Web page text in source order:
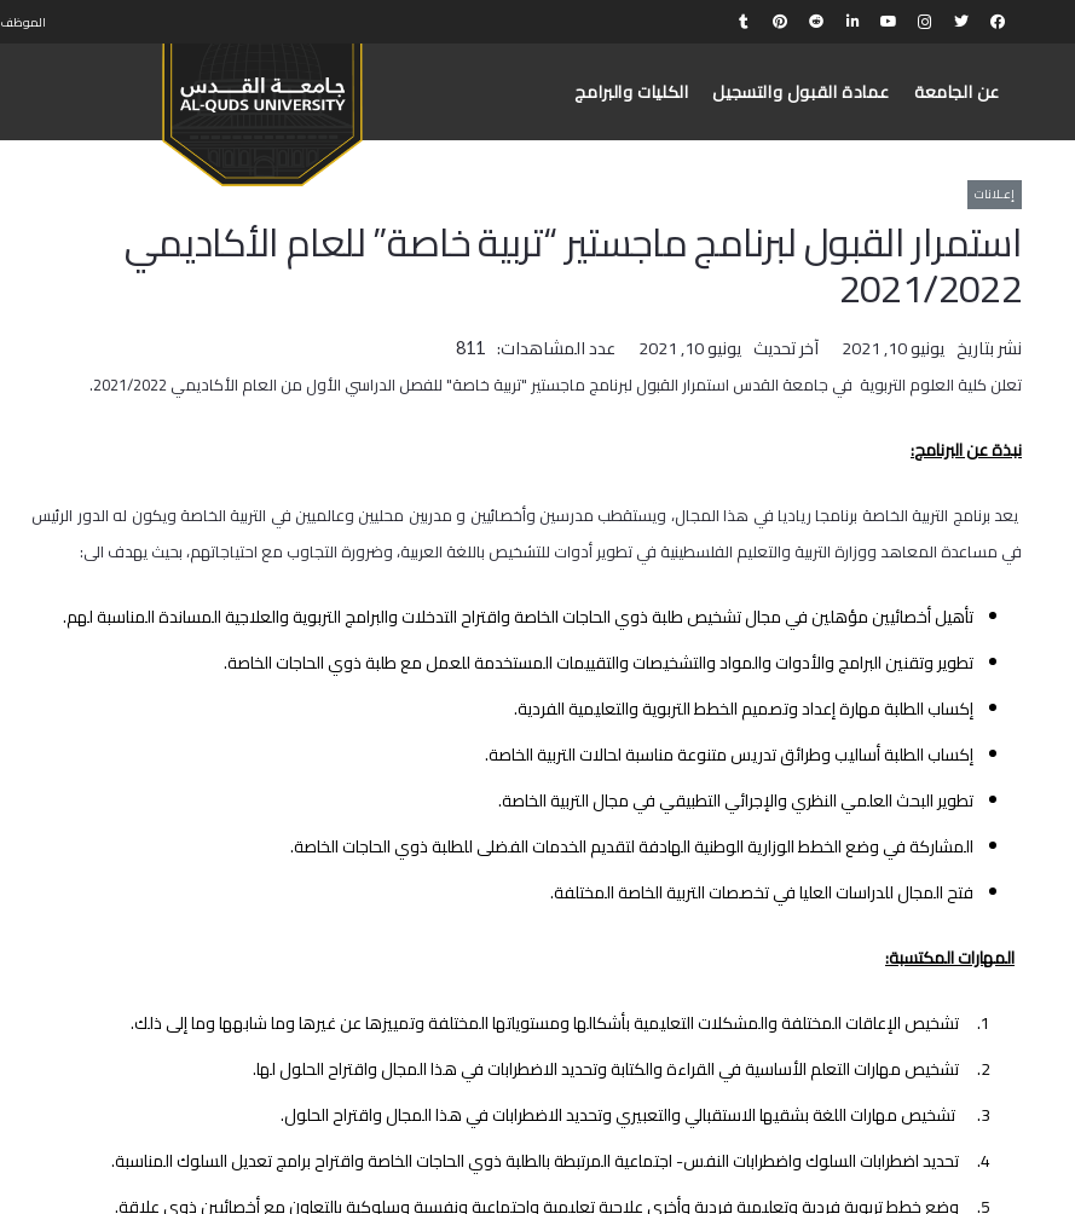
الموظف
عن الجامعة عمادة القبول والتسجيل الكليات والبرامج
إعـلانات
استمرار القبول لبرنامج ماجستير “تربية خاصة” للعام الأكاديمي
2021/2022
نشر بتاريخ يونيو 10, 2021 آخر تحديث يونيو 10, 2021 عدد المشاهدات: 811
تعلن كلية العلوم التربوية في جامعة القدس استمرار القبول لبرنامج ماجستير "تربية خاصة" للفصل الدراسي الأول من العام الأكاديمي 2021/2022.
نبذة عن البرنامج:
يعد برنامج التربية الخاصة برنامجا رياديا في هذا المجال، ويستقطب مدرسين وأخصائيين و مدربين محليين وعالميين في التربية الخاصة ويكون له الدور الرئيس
في مساعدة المعاهد ووزارة التربية والتعليم الفلسطينية في تطوير أدوات للتشخيص باللغة العربية، وضرورة التجاوب مع احتياجاتهم، بحيث يهدف الى:
تأهيل أخصائيين مؤهلين في مجال تشخيص طلبة ذوي الحاجات الخاصة واقتراح التدخلات والبرامج التربوية والعلاجية المساندة المناسبة لهم.
تطوير وتقنين البرامج والأدوات والمواد والتشخيصات والتقييمات المستخدمة للعمل مع طلبة ذوي الحاجات الخاصة.
إكساب الطلبة مهارة إعداد وتصميم الخطط التربوية والتعليمية الفردية.
إكساب الطلبة أساليب وطرائق تدريس متنوعة مناسبة لحالات التربية الخاصة.
تطوير البحث العلمي النظري والإجرائي التطبيقي في مجال التربية الخاصة.
المشاركة في وضع الخطط الوزارية الوطنية الهادفة لتقديم الخدمات الفضلى للطلبة ذوي الحاجات الخاصة.
فتح المجال للدراسات العليا في تخصصات التربية الخاصة المختلفة.
المهارات المكتسبة:
تشخيص الإعاقات المختلفة والمشكلات التعليمية بأشكالها ومستوياتها المختلفة وتمييزها عن غيرها وما شابهها وما إلى ذلك.
تشخيص مهارات التعلم الأساسية في القراءة والكتابة وتحديد الاضطرابات في هذا المجال واقتراح الحلول لها.
تشخيص مهارات اللغة بشقيها الاستقبالي والتعبيري وتحديد الاضطرابات في هذا المجال واقتراح الحلول.
تحديد اضطرابات السلوك واضطرابات النفس- اجتماعية المرتبطة بالطلبة ذوي الحاجات الخاصة واقتراح برامج تعديل السلوك المناسبة.
وضع خطط تربوية فردية وتعليمية فردية وأخرى علاجية تعليمية واجتماعية ونفسية وسلوكية بالتعاون مع أخصائيين ذوي علاقة.